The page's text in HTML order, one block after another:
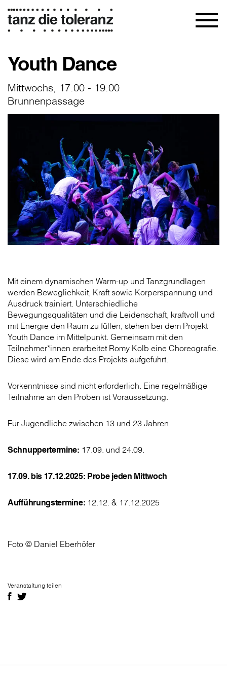
Youth Dance
Mittwochs, 17.00 - 19.00
Brunnenpassage
Mit einem dynamischen Warm-up und Tanzgrundlagen
werden Beweglichkeit, Kraft sowie Körperspannung und
Ausdruck trainiert. Unterschiedliche
Bewegungsqualitäten und die Leidenschaft, kraftvoll und
mit Energie den Raum zu füllen, stehen bei dem Projekt
Youth Dance im Mittelpunkt. Gemeinsam mit den
Teilnehmer*innen erarbeitet Romy Kolb eine Choreografie.
Diese wird am Ende des Projekts aufgeführt.
Vorkenntnisse sind nicht erforderlich. Eine regelmäßige
Teilnahme an den Proben ist Voraussetzung.
Für Jugendliche zwischen 13 und 23 Jahren.
Schnuppertermine: 17.09. und 24.09.
17.09. bis 17.12.2025: Probe jeden Mittwoch
Aufführungstermine: 12.12. & 17.12.2025
Foto © Daniel Eberhöfer
Veranstaltung teilen